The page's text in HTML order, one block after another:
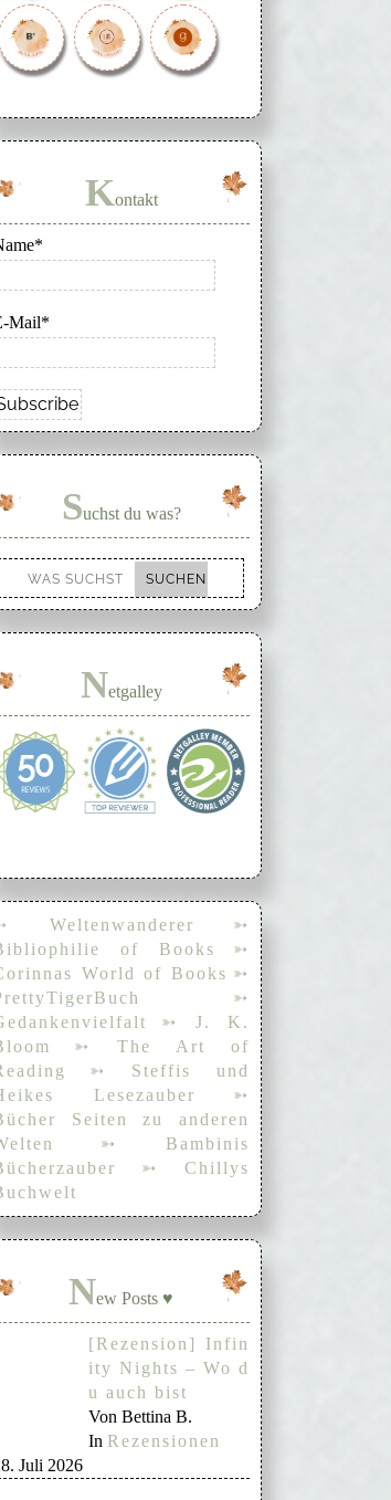
Kontakt
Mail*
Suchst du was?
Netgalley
Weltenwanderer
➳
of Books
➳
World of Books ➳
➳
➳ J. K.
➳ The Art of
➳ Steffis und
Lesezauber
➳
Seiten zu anderen
➳ Bambinis
➳ Chillys
New Posts ♥
[Rezension] Infin
ity Nights – Wo d
u auch bist
Von Bettina B.
In Rezensionen
Juli 2026